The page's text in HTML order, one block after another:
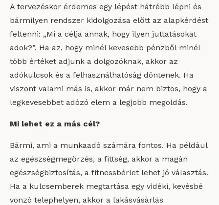
A tervezéskor érdemes egy lépést hátrébb lépni és
bármilyen rendszer kidolgozása előtt az alapkérdést
feltenni: „Mi a célja annak, hogy ilyen juttatásokat
adok?”. Ha az, hogy minél kevesebb pénzből minél
több értéket adjunk a dolgozóknak, akkor az
adókulcsok és a felhasználhatóság döntenek. Ha
viszont valami más is, akkor már nem biztos, hogy a
legkevesebbet adózó elem a legjobb megoldás.
Mi lehet ez a más cél?
Bármi, ami a munkaadó számára fontos. Ha például
az egészségmegőrzés, a fittség, akkor a magán
egészségbiztosítás, a fitnessbérlet lehet jó választás.
Ha a kulcsemberek megtartása egy vidéki, kevésbé
vonzó telephelyen, akkor a lakásvásárlás